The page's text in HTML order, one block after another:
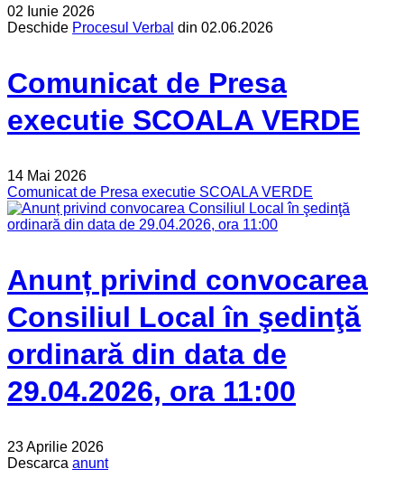
02 Iunie 2026
Deschide Procesul Verbal din 02.06.2026
Comunicat de Presa
executie SCOALA VERDE
14 Mai 2026
Comunicat de Presa executie SCOALA VERDE
Anunț privind convocarea
Consiliul Local în şedinţă
ordinară din data de
29.04.2026, ora 11:00
23 Aprilie 2026
Descarca anunt